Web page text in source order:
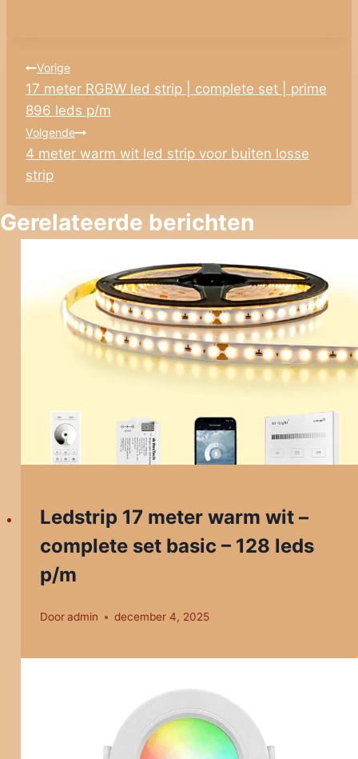
Bericht
navigatie
Vorige
17 meter RGBW led strip | complete set | prime
896 leds p/m
Volgende
4 meter warm wit led strip voor buiten losse
strip
Gerelateerde berichten
Ledstrip 17 meter warm wit –
complete set basic – 128 leds
p/m
Door admin december 4, 2025